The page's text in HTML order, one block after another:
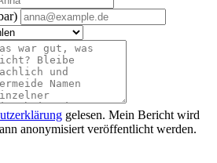
gelesen. Mein Bericht wird
anonymisiert veröffentlicht werden.